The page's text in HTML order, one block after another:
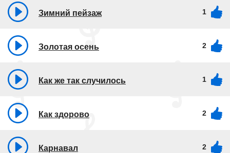
Зимний пейзаж 1
Золотая осень 2
Как же так случилось 1
Как здорово 2
Карнавал 2